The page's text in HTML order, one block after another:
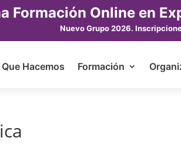
Formación Online en
Nuevo Grupo 2026.
Que Hacemos Formación